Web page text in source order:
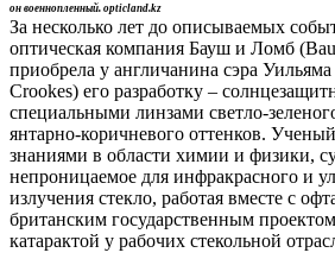
он военнопленный. opticland.kz
За несколько лет до описываемых
оптическая компания Бауш и Ломб
приобрела у англичанина сэра
Crookes) его разработку –
специальными линзами светло-
янтарно-коричневого оттенков.
знаниями в области химии и физики,
непроницаемое для инфракрасного и
излучения стекло, работая вместе с
британским государственным
катарактой у рабочих стекольной